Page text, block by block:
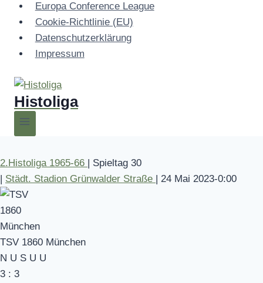
Europa Conference League
Cookie-Richtlinie (EU)
Datenschutzerklärung
Impressum
Histoliga
2.Histoliga 1965-66 | Spieltag 30
| Städt. Stadion Grünwalder Straße | 24 Mai 2023-0:00
TSV 1860 München
N U S U U
3 : 3